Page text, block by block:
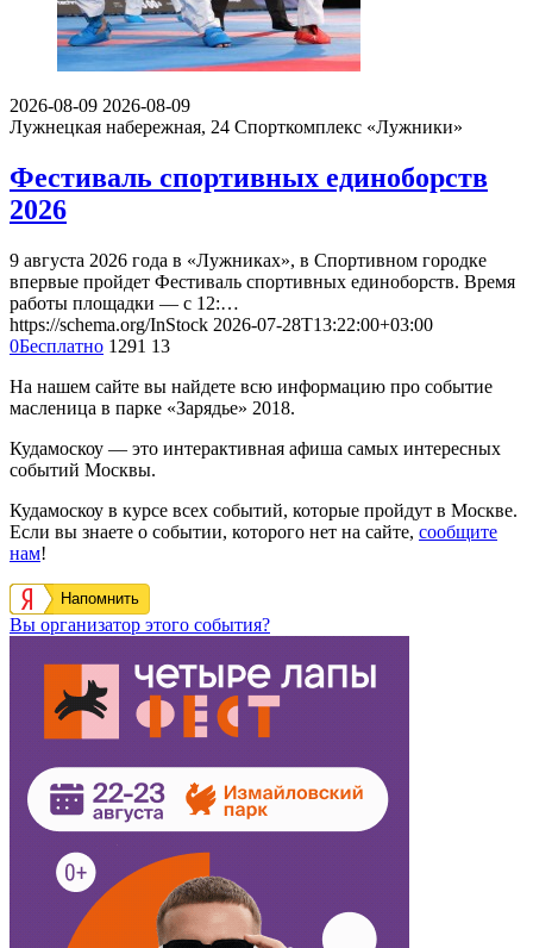
2026-08-09 2026-08-09
Лужнецкая набережная, 24 Спорткомплекс «Лужники»
Фестиваль спортивных единоборств
2026
9 августа 2026 года в «Лужниках», в Спортивном городке
впервые пройдет Фестиваль спортивных единоборств. Время
работы площадки — с 12:…
https://schema.org/InStock 2026-07-28T13:22:00+03:00
0Бесплатно 1291 13
На нашем сайте вы найдете всю информацию про событие
масленица в парке «Зарядье» 2018.
Кудамоскоу — это интерактивная афиша самых интересных
событий Москвы.
Кудамоскоу в курсе всех событий, которые пройдут в Москве.
Если вы знаете о событии, которого нет на сайте, сообщите
нам!
Напомнить
Вы организатор этого события?